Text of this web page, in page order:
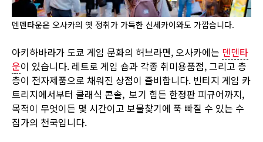
덴덴타운은 오사카의 옛 정취가 가득한 신세카이와도 가깝습니다.
아키하바라가 도쿄 게임 문화의 허브라면, 오사카에는 덴덴타
운이 있습니다. 레트로 게임 숍과 각종 취미용품점, 그리고 층
층이 전자제품으로 채워진 상점이 즐비합니다. 빈티지 게임 카
트리지에서부터 클래식 콘솔, 보기 힘든 한정판 피규어까지,
목적이 무엇이든 몇 시간이고 보물찾기에 푹 빠질 수 있는 수
집가의 천국입니다.